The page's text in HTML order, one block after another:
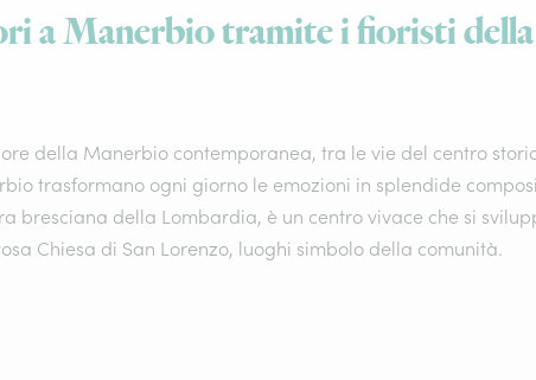
a Manerbio tramite i fioristi
della Manerbio contemporanea, tra le vie del centro
trasformano ogni giorno le emozioni in splendide
bresciana della Lombardia, è un centro vivace che si
Chiesa di San Lorenzo, luoghi simbolo della comunità.